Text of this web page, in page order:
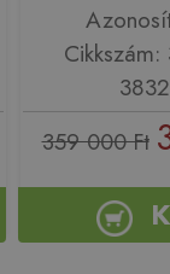
359 000 Ft